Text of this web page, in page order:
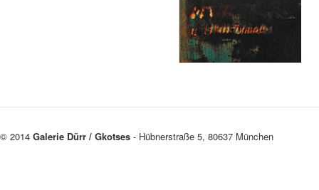
© 2014 Galerie Dürr / Gkotses - Hübnerstraße 5, 80637 München